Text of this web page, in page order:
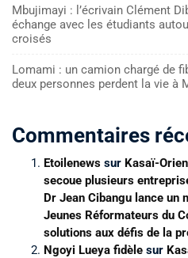
Mbujimayi : l’écrivain Clément
échange avec les étudiants
croisés
Lomami : un camion chargé de
deux personnes perdent la vie à
Commentaires
Etoilenews sur Kasaï-
secoue plusieurs
Dr Jean Cibangu lance un
Jeunes Réformateurs du
solutions aux défis de la
Ngoyi Lueya fidèle sur